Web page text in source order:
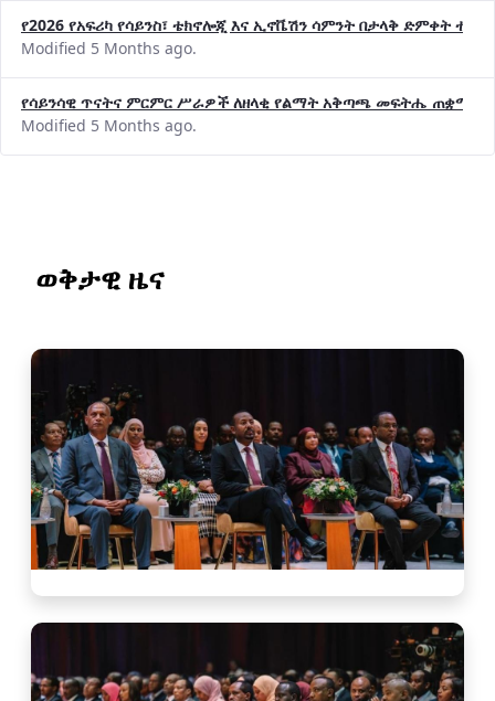
የ2026 የአፍሪካ የሳይንስ፣ ቴክኖሎጂ እና ኢኖቬሽን ሳምንት በታላቅ ድምቀት
Modified 5 Months ago.
የሳይንሳዊ ጥናትና ምርምር ሥራዎች ለዘላቂ የልማት አቅጣጫ መፍትሔ ጠቋሚ
Modified 5 Months ago.
ወቅታዊ ዜና